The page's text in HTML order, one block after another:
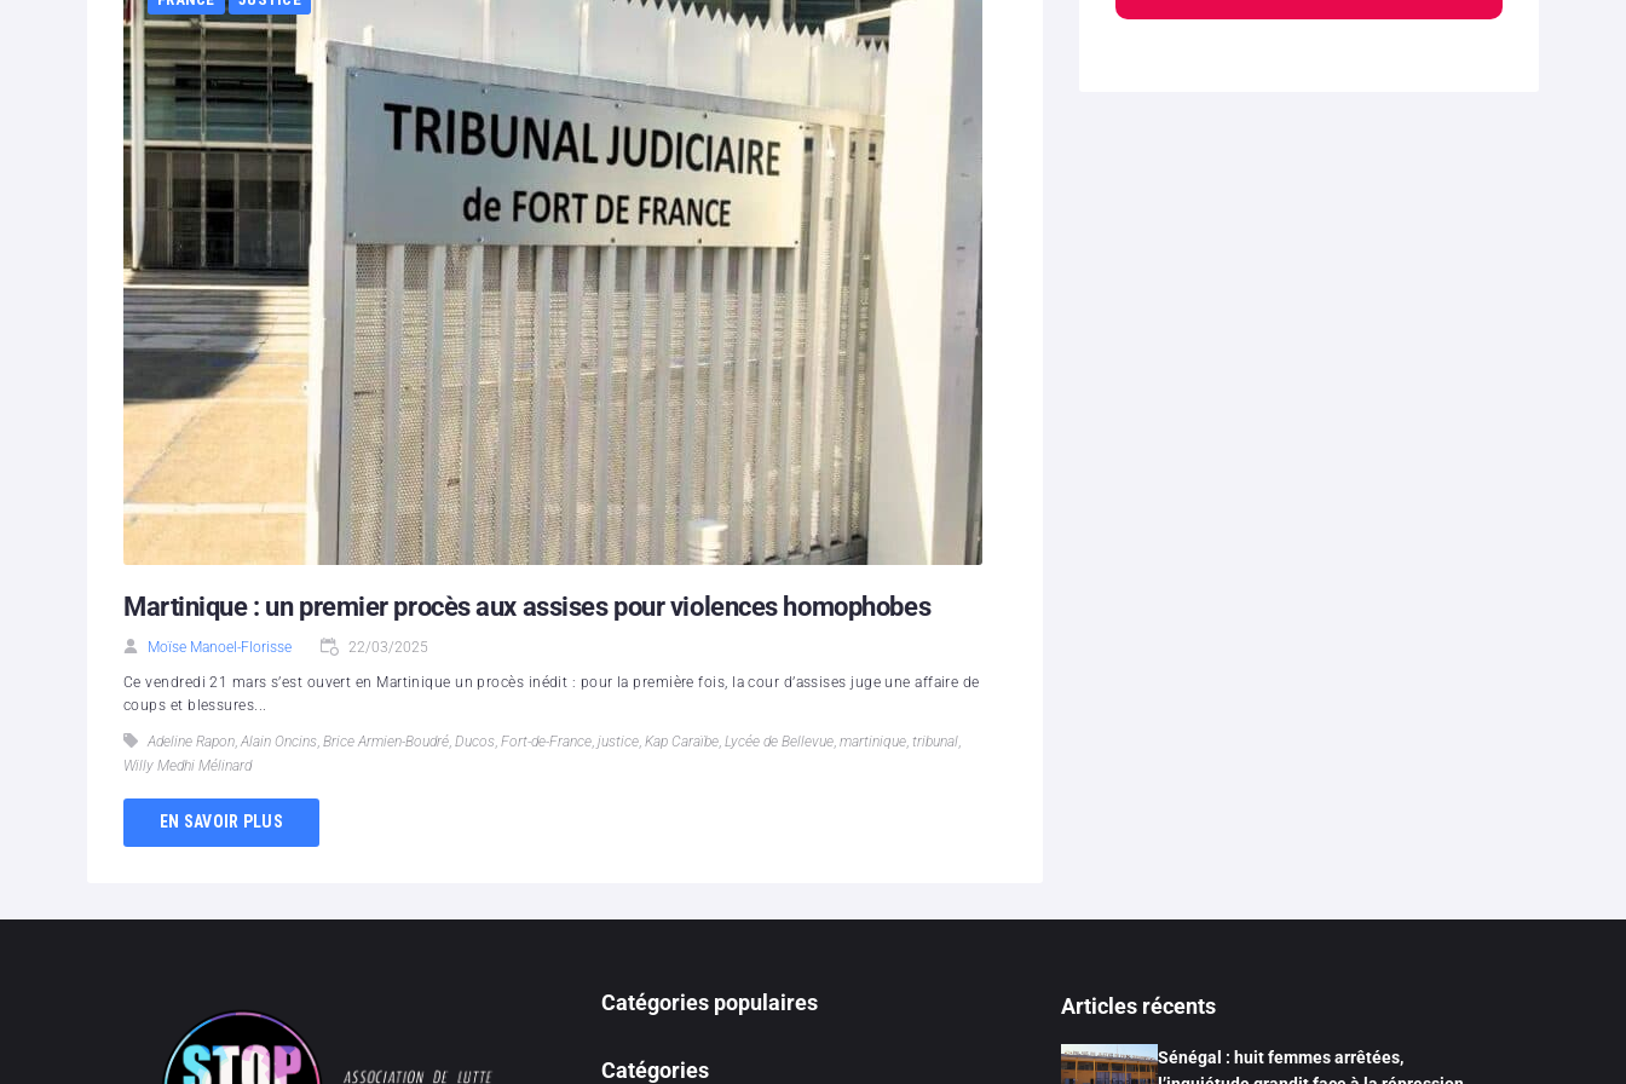
Martinique : un premier procès aux assises pour violences homophobes
Moïse Manoel-Florisse 22/03/2025
Ce vendredi 21 mars s’est ouvert en Martinique un procès inédit : pour la première fois, la cour d’assises juge une affaire de
coups et blessures...
Adeline Rapon, Alain Oncins, Brice Armien-Boudré, Ducos, Fort-de-France, justice, Kap Caraïbe, Lycée de Bellevue, martinique, tribunal,
Willy Medhi Mélinard
EN SAVOIR PLUS
Catégories populaires
Catégories
Articles récents
Sénégal : huit femmes arrêtées,